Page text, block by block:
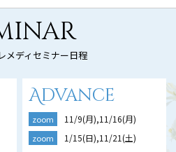
メディセミナー日程
Advance
zoom 11/9(月),11/16(月)
zoom 1/15(日),11/21(土)